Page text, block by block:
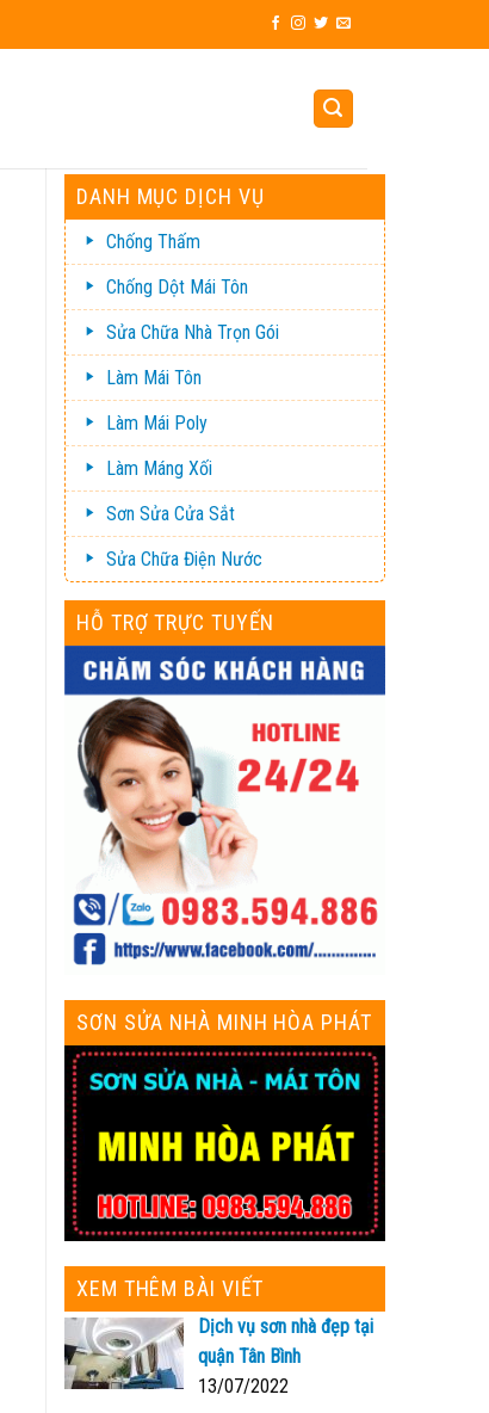
DANH MỤC DỊCH VỤ
Chống Thấm
Chống Dột Mái Tôn
Sửa Chữa Nhà Trọn Gói
Làm Mái Tôn
Làm Mái Poly
Làm Máng Xối
Sơn Sửa Cửa Sắt
Sửa Chữa Điện Nước
HỖ TRỢ TRỰC TUYẾN
SƠN SỬA NHÀ MINH HÒA PHÁT
XEM THÊM BÀI VIẾT
Dịch vụ sơn nhà đẹp tại
quận Tân Bình
13/07/2022